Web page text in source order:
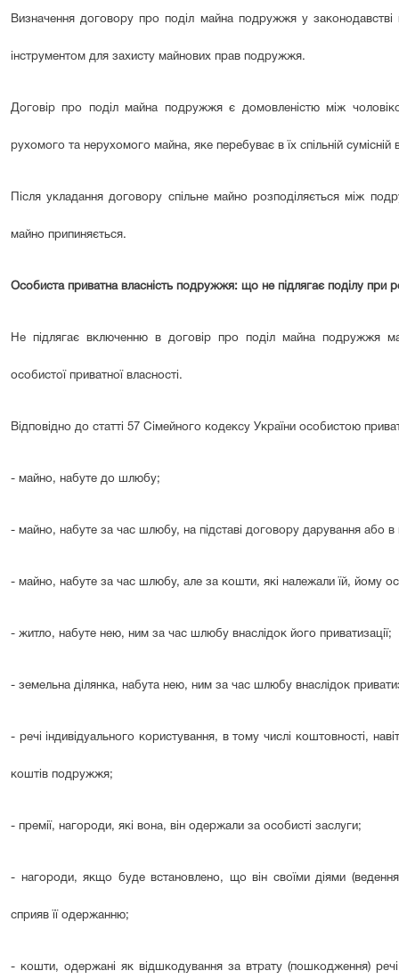
Визначення договору про поділ майна подружжя у законодавстві
інструментом для захисту майнових прав подружжя.
Договір про поділ майна подружжя є домовленістю між
рухомого та нерухомого майна, яке перебуває в їх спільній сумісній
Після укладання договору спільне майно розподіляється між
майно припиняється.
Особиста приватна власність подружжя: що не підлягає поділу при
Не підлягає включенню в договір про поділ майна подружжя
особистої приватної власності.
Відповідно до статті 57 Сімейного кодексу України особистою
- майно, набуте до шлюбу;
- майно, набуте за час шлюбу, на підставі договору дарування або в
- майно, набуте за час шлюбу, але за кошти, які належали їй, йому
- житло, набуте нею, ним за час шлюбу внаслідок його приватизації;
- земельна ділянка, набута нею, ним за час шлюбу внаслідок
- речі індивідуального користування, в тому числі коштовності,
коштів подружжя;
- премії, нагороди, які вона, він одержали за особисті заслуги;
- нагороди, якщо буде встановлено, що він своїми діями
сприяв її одержанню;
- кошти, одержані як відшкодування за втрату (пошкодження)